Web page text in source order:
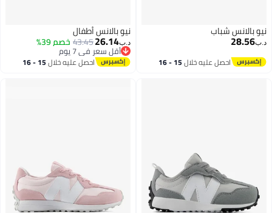
نيو بالانس شباب
د.ب‏28.56
احصل عليه خلال 15 - 16
نيو بالانس أطفال
د.ب‏26.14
43.45خصم 39%
أقل سعر في 7 يوم
أقل سعر في 7 يوماحصل عليه خلال 15 - 16